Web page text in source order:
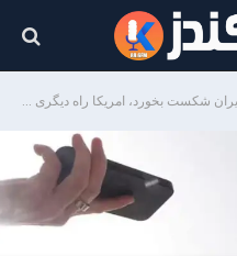
شکست بخورد، امریکا راه دیگری پیش می‌گیرد